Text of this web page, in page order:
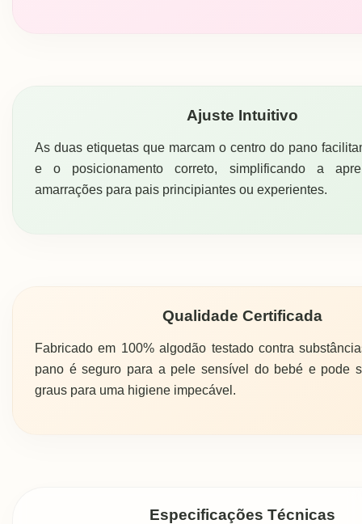
Ajuste Intuitivo
As duas etiquetas que marcam o centro do pano
e o posicionamento correto, simplificando a
amarrações para pais principiantes ou experientes.
Qualidade Certificada
Fabricado em 100% algodão testado contra
pano é seguro para a pele sensível do bebé e pode
graus para uma higiene impecável.
Especificações Técnicas